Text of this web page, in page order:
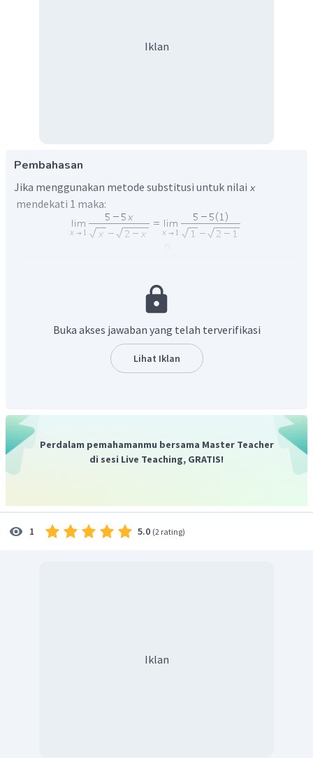
Iklan
Pembahasan
Jika menggunakan metode substitusi untuk nilai
mendekati 1 maka:
maka gunakan metode dengan mengalikan akar
Buka akses jawaban yang telah terverifikasi
Lihat Iklan
Perdalam pemahamanmu bersama Master Teacher
di sesi Live Teaching, GRATIS!
1 5.0 (2 rating)
Iklan